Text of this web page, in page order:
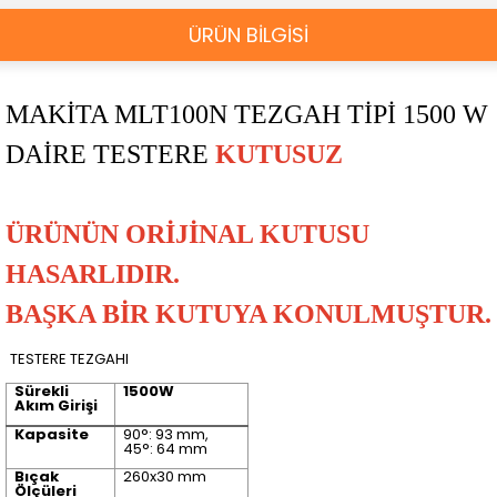
ÜRÜN BİLGİSİ
MAKİTA MLT100N TEZGAH TİPİ 1500 W
DAİRE TESTERE KUTUSUZ
ÜRÜNÜN ORİJİNAL KUTUSU
HASARLIDIR.
BAŞKA BİR KUTUYA KONULMUŞTUR.
TESTERE TEZGAHI
Sürekli
Akım Girişi
1500W
Kapasite 90°: 93 mm,
45°: 64 mm
Bıçak
Ölçüleri
260x30 mm